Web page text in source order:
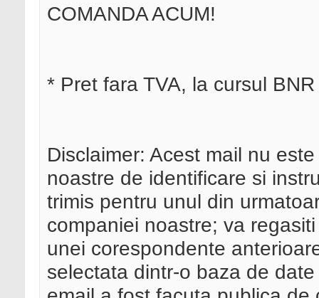
COMANDA ACUM!
* Pret fara TVA, la cursul
Disclaimer: Acest mail nu
noastre de identificare si
trimis pentru unul din
companiei noastre; va
unei corespondente
selectata dintr-o baza de